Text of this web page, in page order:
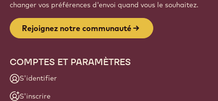
changer vos préférences d'envoi quand vous le souhaitez.
Rejoignez notre communauté
COMPTES ET PARAMÈTRES
S'identifier
S'inscrire